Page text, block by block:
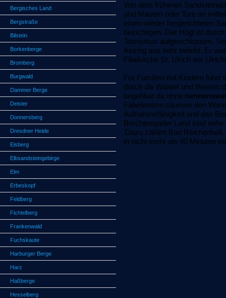
Bergisches Land
Bergstraße
Bilstein
Borkenberge
Bromberg
Burgwald
Dammer Berge
Deister
Donnersberg
Dresdner Heide
Eisberg
Elbsandsteingebirge
Elm
Erbeskopf
Feldberg
Fichtelberg
Frankenwald
Fuchskaute
Harburger Berge
Harz
Haßberge
Hesselberg
Von dem früheren
und Mauern oder Tore an
einen wieder hergerichteten
besichtigen. Der Högl ist
Tourismus aufgeschlossen.
Ainring aus sehr beliebt. Er
Filialkirche St. Ulrich am
Für Familien mit Kindern führt
durch die Wälder und Wiesen
begehbar da ohne
Fabelwesen säumen den
Aufnahmefähigkeit und das
Berchtesgader Land sind
'Dazu zählen Bad
in nicht mehr als 40 Minuten